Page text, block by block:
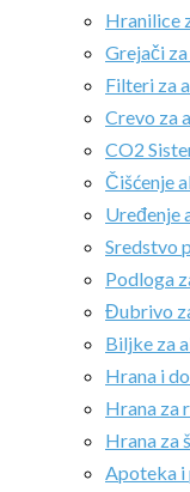
Hranilice
Grejači
Filteri za
Crevo za
CO2
Čišćenje
Uređenje
Sredstvo
Podloga
Đubrivo
Biljke za
Hrana i
Hrana za
Hrana za
Apoteka